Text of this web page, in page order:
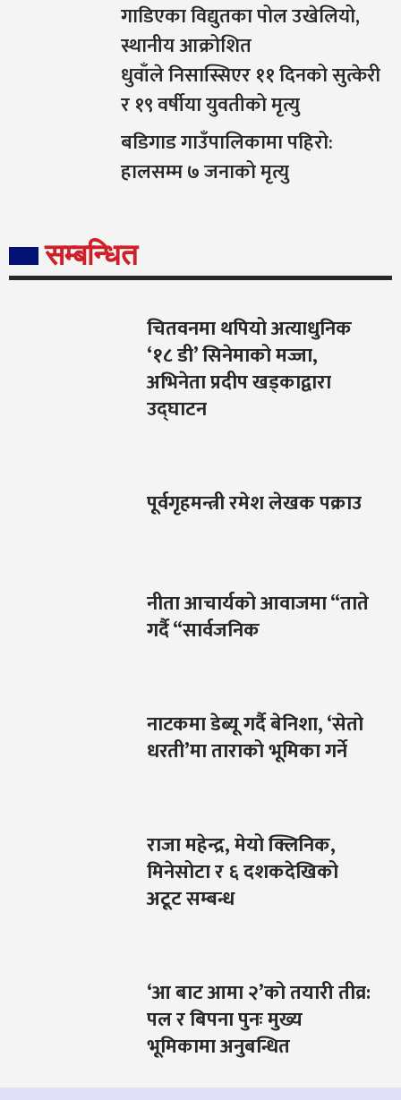
गाडिएका विद्युतका पोल उखेलियो,
स्थानीय आक्रोशित
धुवाँले निसास्सिएर ११ दिनको सुत्केरी
र १९ वर्षीया युवतीको मृत्यु
बडिगाड गाउँपालिकामा पहिरो:
हालसम्म ७ जनाको मृत्यु
सम्बन्धित
चितवनमा थपियो अत्याधुनिक
‘१८ डी’ सिनेमाको मज्जा,
अभिनेता प्रदीप खड्काद्वारा
उद्घाटन
पूर्वगृहमन्त्री रमेश लेखक पक्राउ
नीता आचार्यको आवाजमा “ताते
गर्दै “सार्वजनिक
नाटकमा डेब्यू गर्दै बेनिशा, ‘सेतो
धरती’मा ताराको भूमिका गर्ने
राजा महेन्द्र, मेयो क्लिनिक,
मिनेसोटा र ६ दशकदेखिको
अटूट सम्बन्ध
‘आ बाट आमा २’को तयारी तीव्र:
पल र बिपना पुनः मुख्य
भूमिकामा अनुबन्धित